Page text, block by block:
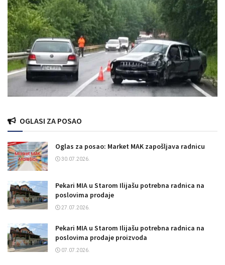
OGLASI ZA POSAO
Oglas za posao: Market MAK zapošljava radnicu
30.07.2026.
Pekari MIA u Starom Ilijašu potrebna radnica na
poslovima prodaje
27.07.2026.
Pekari MIA u Starom Ilijašu potrebna radnica na
poslovima prodaje proizvoda
07.07.2026.